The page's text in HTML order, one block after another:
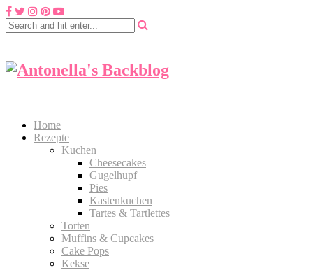
Home
Rezepte
Kuchen
Cheesecakes
Gugelhupf
Pies
Kastenkuchen
Tartes & Tartlettes
Torten
Muffins & Cupcakes
Cake Pops
Kekse